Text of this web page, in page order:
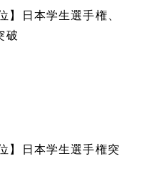
日本学生選手権、
破
日本学生選手権突